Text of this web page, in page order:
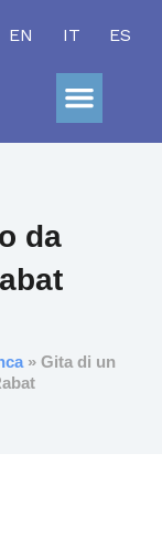
EN IT ES
da
» Gita di un